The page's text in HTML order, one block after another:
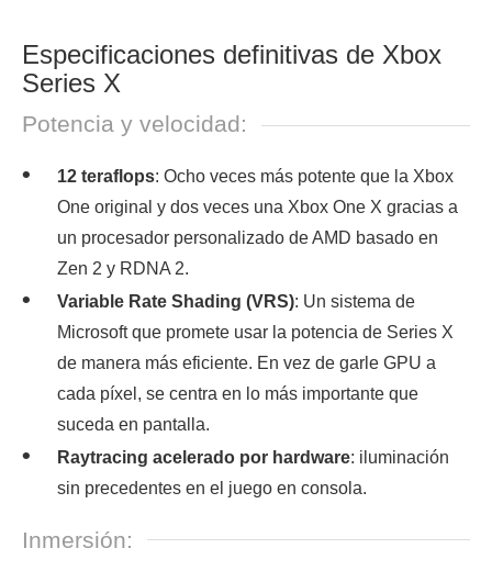
Especificaciones definitivas de Xbox
Series X
Potencia y velocidad:
12 teraflops: Ocho veces más potente que la Xbox
One original y dos veces una Xbox One X gracias a
un procesador personalizado de AMD basado en
Zen 2 y RDNA 2.
Variable Rate Shading (VRS): Un sistema de
Microsoft que promete usar la potencia de Series X
de manera más eficiente. En vez de garle GPU a
cada píxel, se centra en lo más importante que
suceda en pantalla.
Raytracing acelerado por hardware: iluminación
sin precedentes en el juego en consola.
Inmersión: